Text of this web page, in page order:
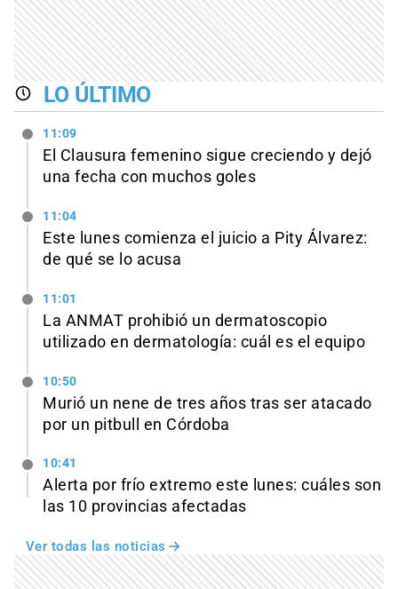
LO ÚLTIMO
11:09
El Clausura femenino sigue creciendo y dejó
una fecha con muchos goles
11:04
Este lunes comienza el juicio a Pity Álvarez:
de qué se lo acusa
11:01
La ANMAT prohibió un dermatoscopio
utilizado en dermatología: cuál es el equipo
10:50
Murió un nene de tres años tras ser atacado
por un pitbull en Córdoba
10:41
Alerta por frío extremo este lunes: cuáles son
las 10 provincias afectadas
Ver todas las noticias